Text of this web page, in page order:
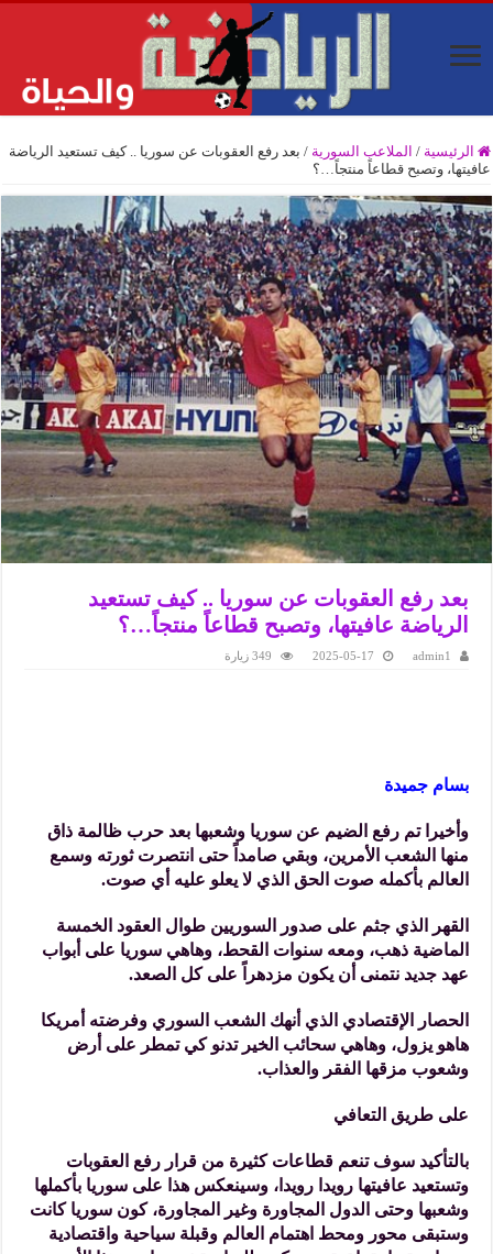
الرئيسية / الملاعب السورية / بعد رفع العقوبات عن سوريا .. كيف تستعيد الرياضة
عافيتها، وتصبح قطاعاً منتجاً…؟
بعد رفع العقوبات عن سوريا .. كيف تستعيد
الرياضة عافيتها، وتصبح قطاعاً منتجاً…؟
admin1
2025-05-17 349 زيارة
بسام جميدة
وأخيرا تم رفع الضيم عن سوريا وشعبها بعد حرب ظالمة ذاق
منها الشعب الأمرين، وبقي صامداً حتى انتصرت ثورته وسمع
العالم بأكمله صوت الحق الذي لا يعلو عليه أي صوت.
القهر الذي جثم على صدور السوريين طوال العقود الخمسة
الماضية ذهب، ومعه سنوات القحط، وهاهي سوريا على أبواب
عهد جديد نتمنى أن يكون مزدهراً على كل الصعد.
الحصار الإقتصادي الذي أنهك الشعب السوري وفرضته أمريكا
هاهو يزول، وهاهي سحائب الخير تدنو كي تمطر على أرض
وشعوب مزقها الفقر والعذاب.
على طريق التعافي
بالتأكيد سوف تنعم قطاعات كثيرة من قرار رفع العقوبات
وتستعيد عافيتها رويدا رويدا، وسينعكس هذا على سوريا بأكملها
وشعبها وحتى الدول المجاورة وغير المجاورة، كون سوريا كانت
وستبقى محور ومحط اهتمام العالم وقبلة سياحية واقتصادية